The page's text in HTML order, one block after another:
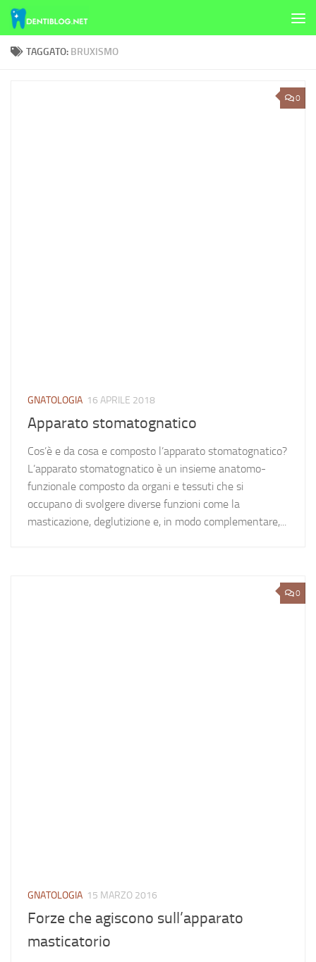
Skip to content
TAGGATO: BRUXISMO
0
GNATOLOGIA 16 APRILE 2018
Apparato stomatognatico
Cos’è e da cosa e composto l’apparato stomatognatico?
L’apparato stomatognatico è un insieme anatomo-
funzionale composto da organi e tessuti che si
occupano di svolgere diverse funzioni come la
masticazione, deglutizione e, in modo complementare,...
0
GNATOLOGIA 15 MARZO 2016
Forze che agiscono sull’apparato
masticatorio